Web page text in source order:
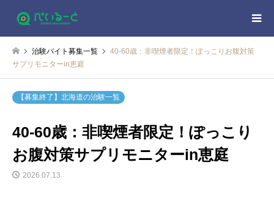
治験バイト募集一覧
40-60歳：非喫煙者限定！ぽっこりお腹対策
サプリモニターin恵庭
【募集終了】北海道の治験一覧
40-60歳：非喫煙者限定！ぽっこり
お腹対策サプリモニターin恵庭
2026.07.13